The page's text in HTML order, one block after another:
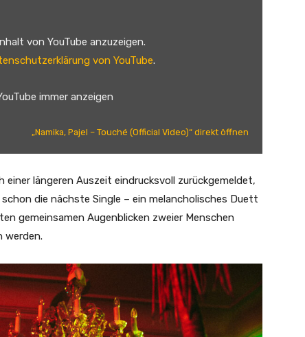
von YouTube anzuzeigen.
von YouTube.
immer anzeigen
„Namika, Pajel – Touché (Official Video)“ direkt öffnen
einer längeren Auszeit eindrucksvoll zurückgemeldet,
die nächste Single – ein melancholisches Duett
gemeinsamen Augenblicken zweier Menschen
werden.